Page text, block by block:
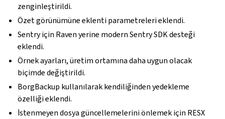
zenginleştirildi.
Özet görünümüne eklenti parametreleri eklendi.
Sentry için Raven yerine modern Sentry SDK desteği
eklendi.
Örnek ayarları, üretim ortamına daha uygun olacak
biçimde değiştirildi.
BorgBackup kullanılarak kendiliğinden yedekleme
özelliği eklendi.
İstenmeyen dosya güncellemelerini önlemek için RESX